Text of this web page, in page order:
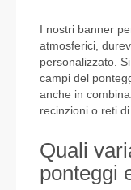
I nostri banner
atmosferici,
personalizzato.
campi del
anche in
recinzioni o reti
Quali
ponteggi